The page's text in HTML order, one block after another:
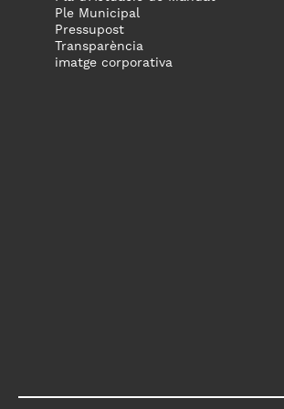
Ple Municipal
Pressupost
Transparència
imatge corporativa